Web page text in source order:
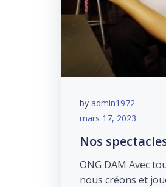
by admin1972
mars 17, 2023
Nos
ONG DAM Avec
nous créons et